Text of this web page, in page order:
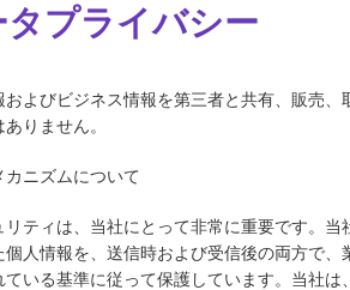
タプライバシー
よびビジネス情報を第三者と共有、販売、
りません。
ニズムについて
ティは、当社にとって非常に重要です。当
人情報を、送信時および受信後の両方で、
いる基準に従って保護しています。当社は